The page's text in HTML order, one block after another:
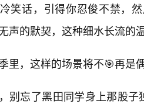
笑话，引得你忍俊不禁，
声的默契，这种细水长流的
里，这样的场景将不🎯再是
别忘了黑田同学身上那股子